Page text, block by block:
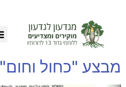
מבצע "כחול וחום"